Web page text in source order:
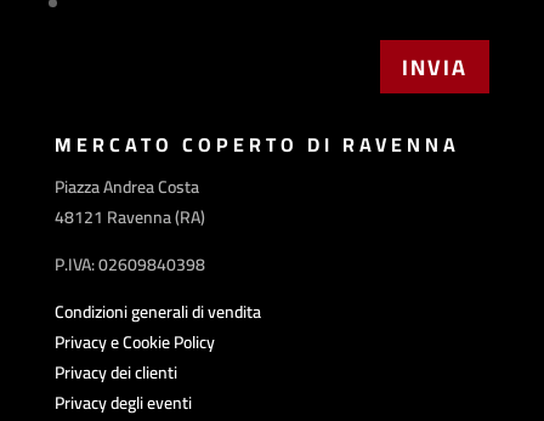
MERCATO COPERTO DI RAVENNA
Piazza Andrea Costa
48121 Ravenna (RA)
P.IVA: 02609840398
Condizioni generali di vendita
Privacy e Cookie Policy
Privacy dei clienti
Privacy degli eventi